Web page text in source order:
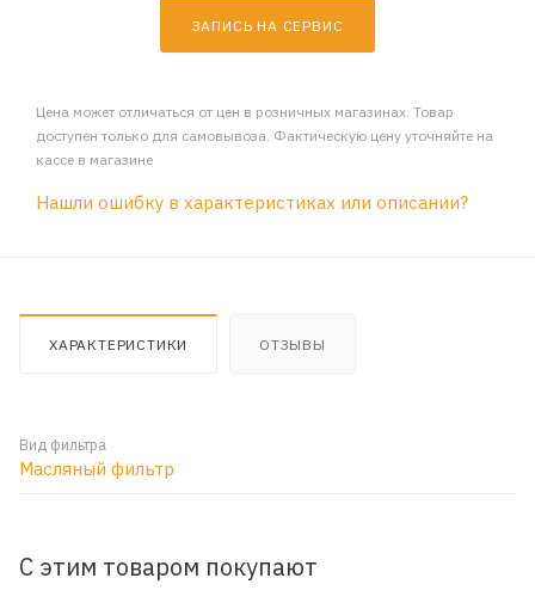
ЗАПИСЬ НА СЕРВИС
Цена может отличаться от цен в розничных магазинах. Товар
доступен только для самовывоза. Фактическую цену уточняйте на
кассе в магазине
Нашли ошибку в характеристиках или описании?
ХАРАКТЕРИСТИКИ ОТЗЫВЫ
Вид фильтра
Масляный фильтр
С этим товаром покупают